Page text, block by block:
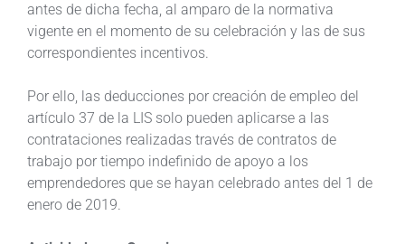
antes de dicha fecha, al amparo de la normativa
vigente en el momento de su celebración y las de sus
correspondientes incentivos.
Por ello, las deducciones por creación de empleo del
artículo 37 de la LIS solo pueden aplicarse a las
contrataciones realizadas través de contratos de
trabajo por tiempo indefinido de apoyo a los
emprendedores que se hayan celebrado antes del 1 de
enero de 2019.